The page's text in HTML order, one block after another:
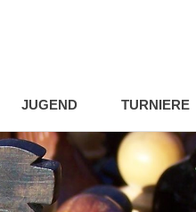
JUGEND TURNIERE